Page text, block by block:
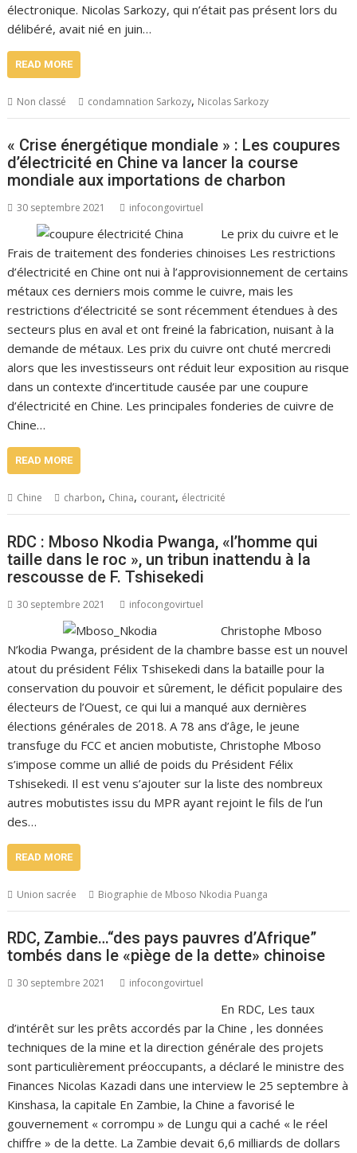
électronique. Nicolas Sarkozy, qui n’était pas présent lors du
délibéré, avait nié en juin…
READ MORE
Non classé condamnation Sarkozy, Nicolas Sarkozy
« Crise énergétique mondiale » : Les coupures
d’électricité en Chine va lancer la course
mondiale aux importations de charbon
30 septembre 2021 infocongovirtuel
Le prix du cuivre et le
Frais de traitement des fonderies chinoises Les restrictions
d’électricité en Chine ont nui à l’approvisionnement de certains
métaux ces derniers mois comme le cuivre, mais les
restrictions d’électricité se sont récemment étendues à des
secteurs plus en aval et ont freiné la fabrication, nuisant à la
demande de métaux. Les prix du cuivre ont chuté mercredi
alors que les investisseurs ont réduit leur exposition au risque
dans un contexte d’incertitude causée par une coupure
d’électricité en Chine. Les principales fonderies de cuivre de
Chine…
READ MORE
Chine charbon, China, courant, électricité
RDC : Mboso Nkodia Pwanga, «l’homme qui
taille dans le roc », un tribun inattendu à la
rescousse de F. Tshisekedi
30 septembre 2021 infocongovirtuel
Christophe Mboso
N’kodia Pwanga, président de la chambre basse est un nouvel
atout du président Félix Tshisekedi dans la bataille pour la
conservation du pouvoir et sûrement, le déficit populaire des
électeurs de l’Ouest, ce qui lui a manqué aux dernières
élections générales de 2018. A 78 ans d’âge, le jeune
transfuge du FCC et ancien mobutiste, Christophe Mboso
s’impose comme un allié de poids du Président Félix
Tshisekedi. Il est venu s’ajouter sur la liste des nombreux
autres mobutistes issu du MPR ayant rejoint le fils de l’un
des…
READ MORE
Union sacrée Biographie de Mboso Nkodia Puanga
RDC, Zambie…“des pays pauvres d’Afrique”
tombés dans le «piège de la dette» chinoise
30 septembre 2021 infocongovirtuel
En RDC, Les taux
d’intérêt sur les prêts accordés par la Chine , les données
techniques de la mine et la direction générale des projets
sont particulièrement préoccupants, a déclaré le ministre des
Finances Nicolas Kazadi dans une interview le 25 septembre à
Kinshasa, la capitale En Zambie, la Chine a favorisé le
gouvernement « corrompu » de Lungu qui a caché « le réel
chiffre » de la dette. La Zambie devait 6,6 milliards de dollars